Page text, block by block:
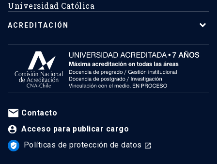
Universidad Católica
ACREDITACIÓN
Contacto
Acceso para publicar cargo
verified_user Políticas de protección de datos launch